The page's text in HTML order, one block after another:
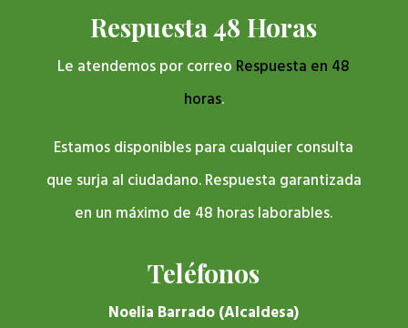
Respuesta 48 Horas
Le atendemos por correo Respuesta en 48
horas.
Estamos disponibles para cualquier consulta
que surja al ciudadano. Respuesta garantizada
en un máximo de 48 horas laborables.
Teléfonos
Noelia Barrado (Alcaldesa)